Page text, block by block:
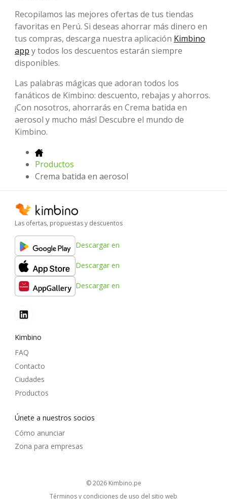
Recopilamos las mejores ofertas de tus tiendas
favoritas en Perú. Si deseas ahorrar más dinero en
tus compras, descarga nuestra aplicación Kimbino
app y todos los descuentos estarán siempre
disponibles.
Las palabras mágicas que adoran todos los
fanáticos de Kimbino: descuento, rebajas y ahorros.
¡Con nosotros, ahorrarás en Crema batida en
aerosol y mucho más! Descubre el mundo de
Kimbino.
Productos
Crema batida en aerosol
Las ofertas, propuestas y descuentos
Descargar en
Descargar en
Descargar en
Kimbino
FAQ
Contacto
Ciudades
Productos
Únete a nuestros socios
Cómo anunciar
Zona para empresas
© 2026 kimbino.pe
Términos y condiciones de uso del sitio web